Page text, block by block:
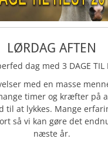
LØRDAG AFTEN
dag med 3 DAGE TIL
med en masse
timer og kræfter på
til at lykkes. Mange
så vi kan gøre det
næste år.